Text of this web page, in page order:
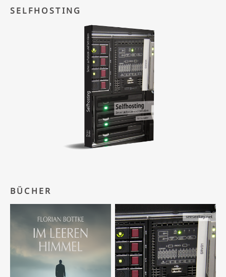
SELFHOSTING
BÜCHER